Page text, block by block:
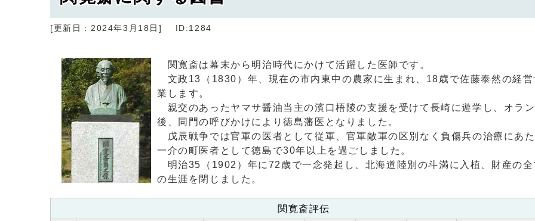
[更新日： 2024年3月18日 ] ID:1284
関寛斎は幕末から明治時代にかけて活躍した医師です。
文政13（1830）年、現在の市内東中の農家に生まれ、18歳で佐藤泰然の経
業します。
親交のあったヤマサ醤油当主の濱口梧陵の支援を受けて長崎に遊学し、オラ
後、同門の呼びかけにより徳島藩医となりました。
戊辰戦争では官軍の医者として従軍、官軍敵軍の区別なく負傷兵の治療にあ
一介の町医者として徳島で30年以上を過ごしました。
明治35（1902）年に72歳で一念発起し、北海道陸別の斗満に入植、財産の
の生涯を閉じました。
関寛斎評伝